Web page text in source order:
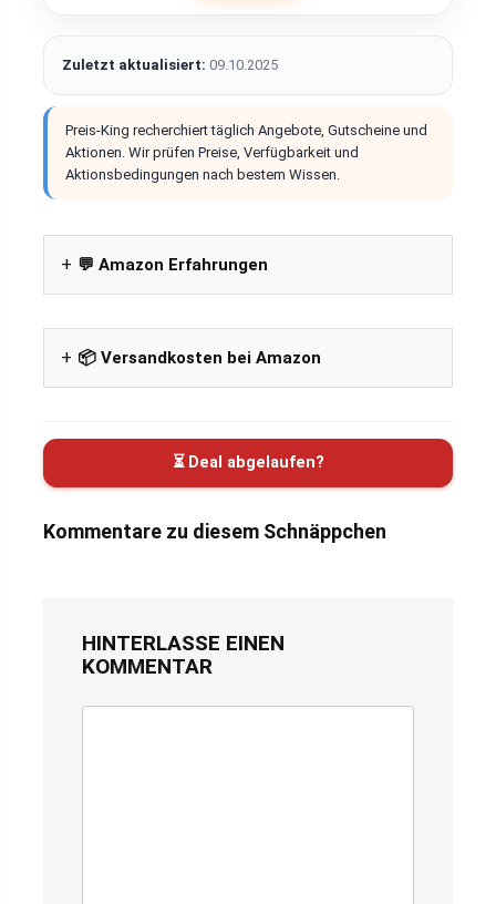
Zuletzt aktualisiert: 09.10.2025
Preis-King recherchiert täglich Angebote, Gutscheine und
Aktionen. Wir prüfen Preise, Verfügbarkeit und
Aktionsbedingungen nach bestem Wissen.
💬 Amazon Erfahrungen
📦 Versandkosten bei Amazon
⏳ Deal abgelaufen?
Kommentare zu diesem Schnäppchen
HINTERLASSE EINEN
KOMMENTAR